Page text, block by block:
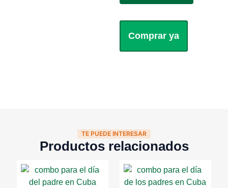
Comprar ya
TE PUEDE INTERESAR
Productos relacionados